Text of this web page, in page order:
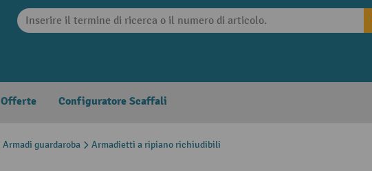
Offerte Configuratore Scaffali
Armadi guardaroba Armadietti a ripiano richiudibili